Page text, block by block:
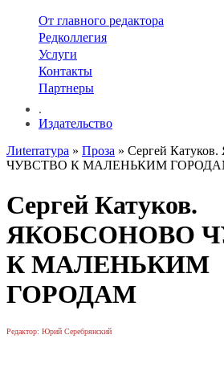
От главного редактора
Редколлегия
Услуги
Контакты
Партнеры
.
Издательство
Лиterraтура » Проза » Сергей
ЧУВСТВО К МАЛЕНЬКИМ
Сергей Катуков.
ЯКОБСОНОВО
К МАЛЕНЬКИМ
ГОРОДАМ
Редактор: Юрий Серебрянский